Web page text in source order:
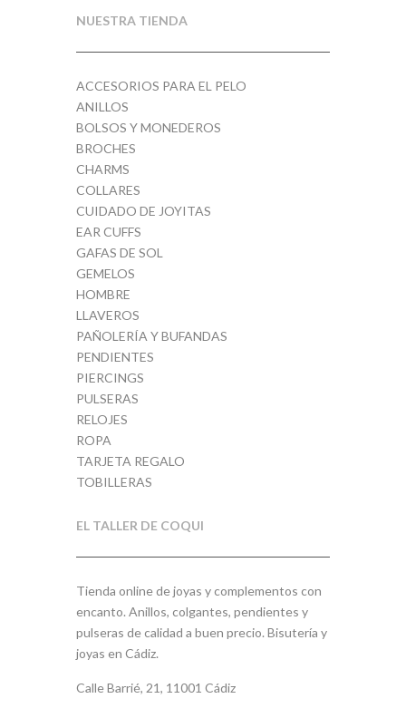
NUESTRA TIENDA
ACCESORIOS PARA EL PELO
ANILLOS
BOLSOS Y MONEDEROS
BROCHES
CHARMS
COLLARES
CUIDADO DE JOYITAS
EAR CUFFS
GAFAS DE SOL
GEMELOS
HOMBRE
LLAVEROS
PAÑOLERÍA Y BUFANDAS
PENDIENTES
PIERCINGS
PULSERAS
RELOJES
ROPA
TARJETA REGALO
TOBILLERAS
EL TALLER DE COQUI
Tienda online de joyas y complementos con
encanto. Anillos, colgantes, pendientes y
pulseras de calidad a buen precio. Bisutería y
joyas en Cádiz.
Calle Barrié, 21, 11001 Cádiz